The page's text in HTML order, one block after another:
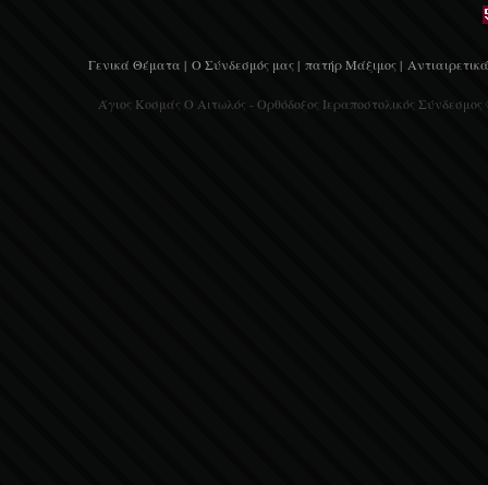
Γενικά Θέματα | Ο Σύνδεσμός μας | πατήρ Μάξιμος |
Άγιος Κοσμάς Ο Αιτωλός - Ορθόδοξος Ιεραποστολικός